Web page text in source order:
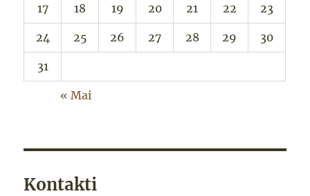
17 18 19 20 21 22 23
24 25 26 27 28 29 30
31
« Mai
Kontakti